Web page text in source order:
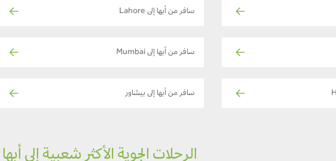
سافر من أبها إلى Lahore
سافر من أبها إلى Mumbai
سافر من أبها إلى بيشاور
الرحلات الجوية الأكثر شعبية إلى أبها